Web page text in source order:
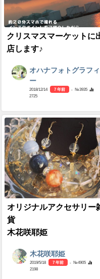
クリスマスマーケットに
店します♪
オハナフォトグラフィ
ー
2018/12/14 7 年前
- №3935
2725
オリジナルアクセサリー
貨
木花咲耶姫
木花咲耶姫
2019/5/18 7 年前
- №4905
2198